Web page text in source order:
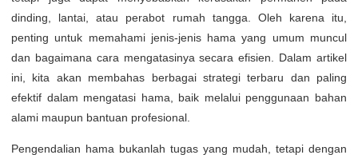
dinding, lantai, atau perabot rumah tangga. Oleh karena itu,
penting untuk memahami jenis-jenis hama yang umum muncul
dan bagaimana cara mengatasinya secara efisien. Dalam artikel
ini, kita akan membahas berbagai strategi terbaru dan paling
efektif dalam mengatasi hama, baik melalui penggunaan bahan
alami maupun bantuan profesional.
Pengendalian hama bukanlah tugas yang mudah, tetapi dengan